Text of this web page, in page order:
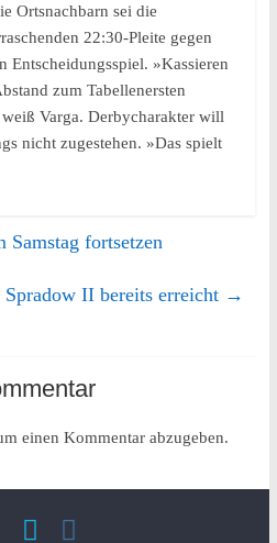
Ortsnachbarn sei die
22:30-Pleite gegen
Entscheidungsspiel. »Kassieren
zum Tabellenersten
Varga. Derbycharakter will
nicht zugestehen. »Das spielt
Samstag fortsetzen
II bereits erreicht →
einen Kommentar abzugeben.